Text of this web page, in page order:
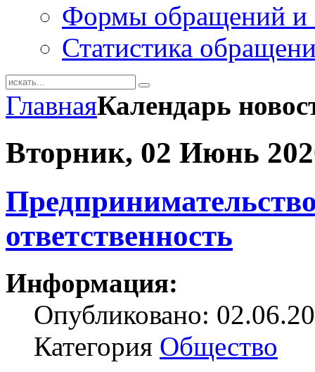
Формы обращений и
Статистика
ГлавнаяКалендарь
Вторник, 02 Июнь
ответственность
Информация:
Опубликовано:
Категория Общество